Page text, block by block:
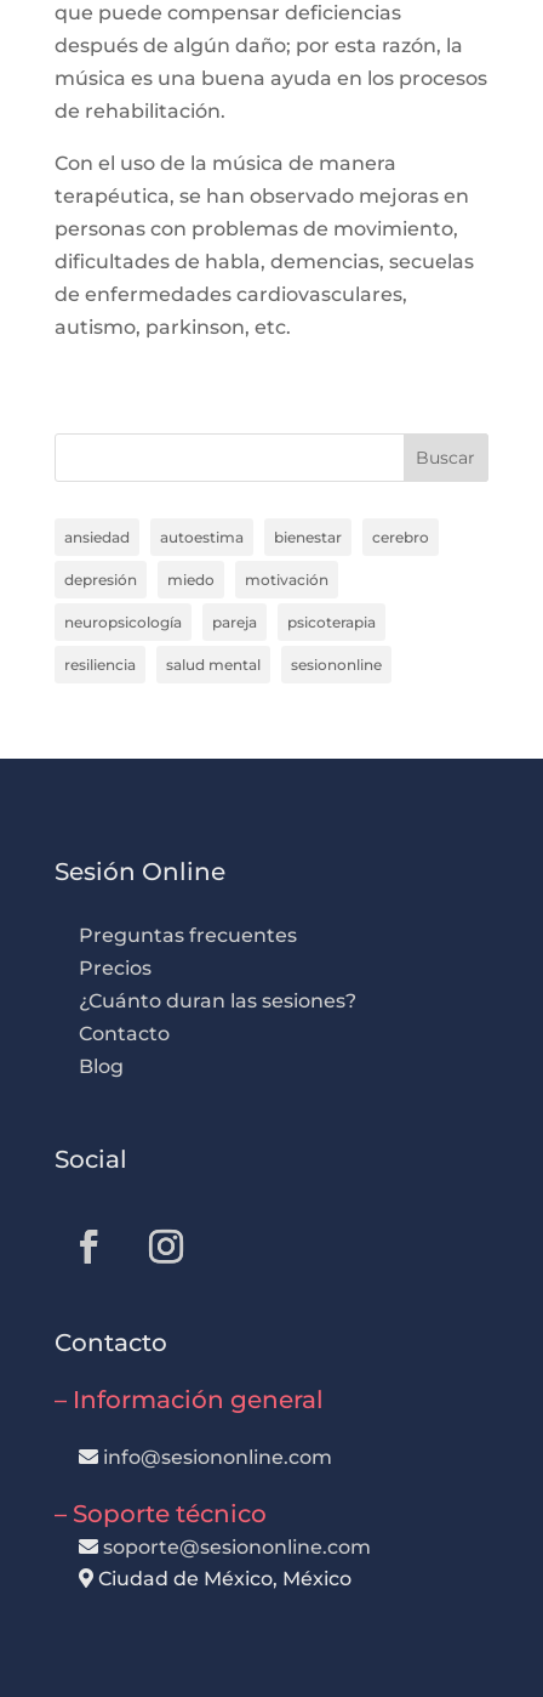
que puede compensar deficiencias
después de algún daño; por esta razón, la
música es una buena ayuda en los procesos
de rehabilitación.
Con el uso de la música de manera
terapéutica, se han observado mejoras en
personas con problemas de movimiento,
dificultades de habla, demencias, secuelas
de enfermedades cardiovasculares,
autismo, parkinson, etc.
Buscar
ansiedad autoestima bienestar cerebro
depresión miedo motivación
neuropsicología pareja psicoterapia
resiliencia salud mental sesiononline
Sesión Online
Preguntas frecuentes
Precios
¿Cuánto duran las sesiones?
Contacto
Blog
Social
Contacto
– Información general
info@sesiononline.com
– Soporte técnico
soporte@sesiononline.com
Ciudad de México, México